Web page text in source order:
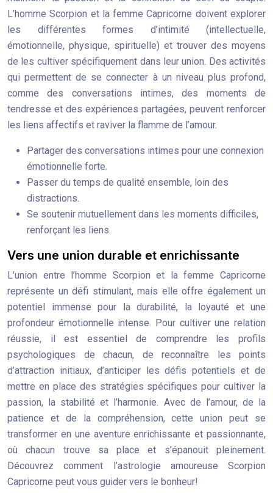
L’homme Scorpion et la femme Capricorne doivent explorer
les différentes formes d’intimité (intellectuelle,
émotionnelle, physique, spirituelle) et trouver des moyens
de les cultiver spécifiquement dans leur union. Des activités
qui permettent de se connecter à un niveau plus profond,
comme des conversations intimes, des moments de
tendresse et des expériences partagées, peuvent renforcer
les liens affectifs et raviver la flamme de l’amour.
Partager des conversations intimes pour une connexion
émotionnelle forte.
Passer du temps de qualité ensemble, loin des
distractions.
Se soutenir mutuellement dans les moments difficiles,
renforçant les liens.
Vers une union durable et enrichissante
L’union entre l’homme Scorpion et la femme Capricorne
représente un défi stimulant, mais elle offre également un
potentiel immense pour la durabilité, la loyauté et une
profondeur émotionnelle intense. Pour cultiver une relation
réussie, il est essentiel de comprendre les profils
psychologiques de chacun, de reconnaître les points
d’attraction initiaux, d’anticiper les défis potentiels et de
mettre en place des stratégies spécifiques pour cultiver la
passion, la stabilité et l’harmonie. Avec de l’amour, de la
patience et de la compréhension, cette union peut se
transformer en une aventure enrichissante et passionnante,
où chacun trouve sa place et s’épanouit pleinement.
Découvrez comment l’astrologie amoureuse Scorpion
Capricorne peut vous guider vers le bonheur!